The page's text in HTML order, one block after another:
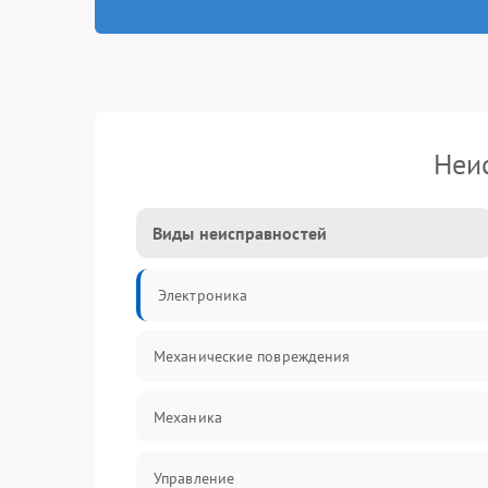
Виды неисправностей
Электроника
Механические повреждения
Механика
Управление